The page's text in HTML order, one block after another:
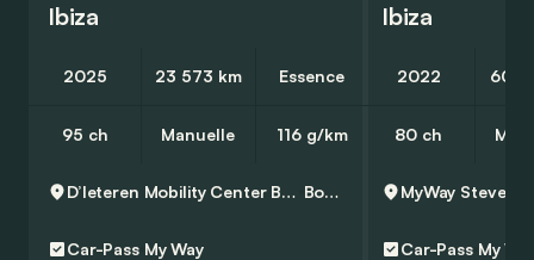
Ibiza
2025 23 573 km Essence
95 ch Manuelle 116 g/km
D’Ieteren Mobility Center Boortmeerbeek - Volkswagen & Commercial Vehicles Boortmeerbeek
Car-Pass My Way
Ibiza
2022 60
80 ch
MyWay Steveny
Car-Pass My